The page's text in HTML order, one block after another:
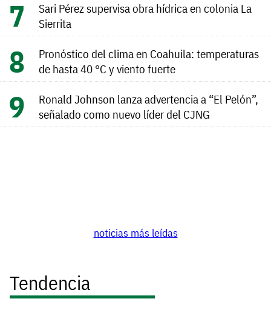
Sari Pérez supervisa obra hídrica en colonia La
Sierrita
Pronóstico del clima en Coahuila: temperaturas
de hasta 40 °C y viento fuerte
Ronald Johnson lanza advertencia a “El Pelón”,
señalado como nuevo líder del CJNG
noticias más leídas
Tendencia